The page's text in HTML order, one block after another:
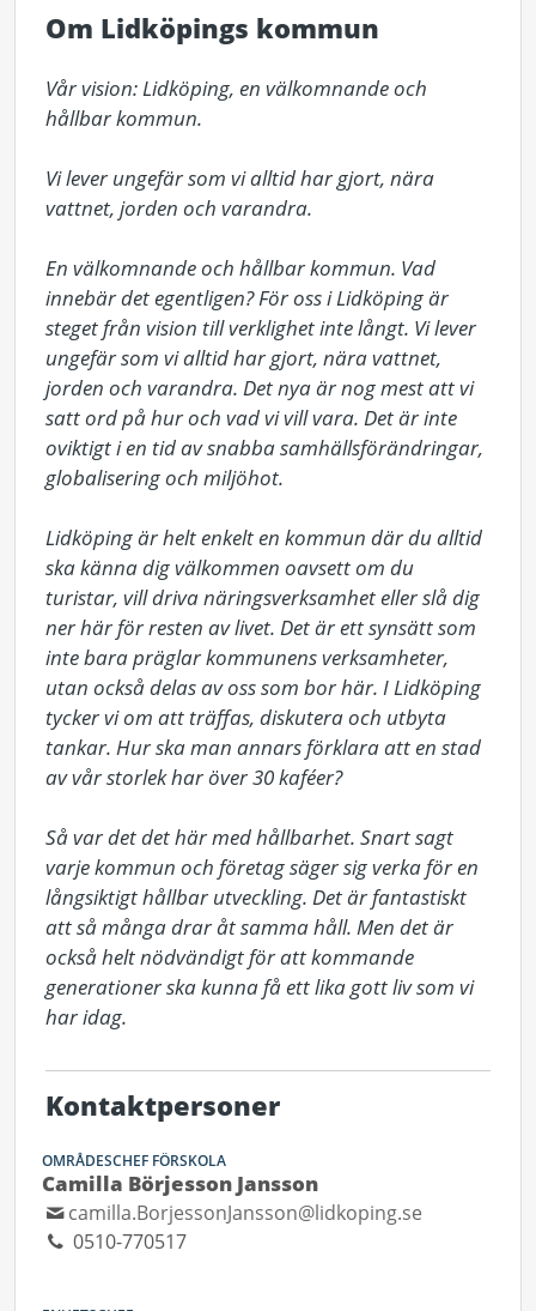
Om Lidköpings kommun
Vår vision: Lidköping, en välkomnande och
hållbar kommun.
Vi lever ungefär som vi alltid har gjort, nära
vattnet, jorden och varandra.
En välkomnande och hållbar kommun. Vad
innebär det egentligen? För oss i Lidköping är
steget från vision till verklighet inte långt. Vi lever
ungefär som vi alltid har gjort, nära vattnet,
jorden och varandra. Det nya är nog mest att vi
satt ord på hur och vad vi vill vara. Det är inte
oviktigt i en tid av snabba samhällsförändringar,
globalisering och miljöhot.
Lidköping är helt enkelt en kommun där du alltid
ska känna dig välkommen oavsett om du
turistar, vill driva näringsverksamhet eller slå dig
ner här för resten av livet. Det är ett synsätt som
inte bara präglar kommunens verksamheter,
utan också delas av oss som bor här. I Lidköping
tycker vi om att träffas, diskutera och utbyta
tankar. Hur ska man annars förklara att en stad
av vår storlek har över 30 kaféer?
Så var det det här med hållbarhet. Snart sagt
varje kommun och företag säger sig verka för en
långsiktigt hållbar utveckling. Det är fantastiskt
att så många drar åt samma håll. Men det är
också helt nödvändigt för att kommande
generationer ska kunna få ett lika gott liv som vi
har idag.
Kontaktpersoner
OMRÅDESCHEF FÖRSKOLA
Camilla Börjesson Jansson
camilla.BorjessonJansson@lidkoping.se
0510-770517